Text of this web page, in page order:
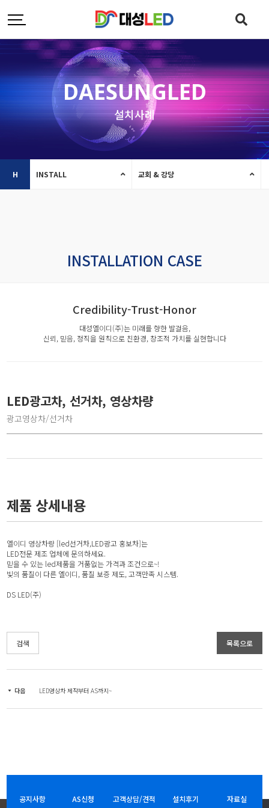
DAESUNGLED
설치사례
H INSTALL 교회 & 강당
INSTALLATION CASE
Credibility-Trust-Honor
대성엘이디(주)는 미래를 향한 발걸음,
신뢰, 믿음, 정직을 원칙으로 친환경, 창조적 가치를 실현합니다
LED광고차, 선거차, 영상차량
광고영상차/선거차
제품 상세내용
엘이디 영상차량 [led선거차,LED광고 홍보차]는
LED전문 제조 업체에 문의하세요.
믿을 수 있는 led제품을 거품없는 가격과 조건으로~!
빛의 품질이 다른 엘이디, 품질 보증 제도, 고객만족 시스템.
DS LED(주)
검색 목록으로
다음 LED영상차 제작부터 AS까지~
공지사항 AS신청 고객상담/견적 설치후기 자료실